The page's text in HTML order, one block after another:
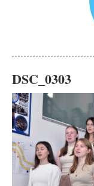
DSC_0303